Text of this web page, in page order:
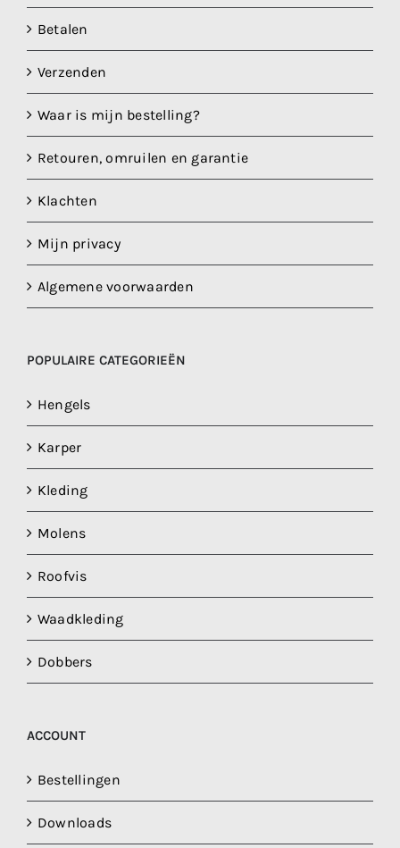
Betalen
Verzenden
Waar is mijn bestelling?
Retouren, omruilen en garantie
Klachten
Mijn privacy
Algemene voorwaarden
POPULAIRE CATEGORIEËN
Hengels
Karper
Kleding
Molens
Roofvis
Waadkleding
Dobbers
ACCOUNT
Bestellingen
Downloads